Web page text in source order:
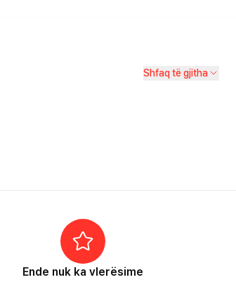
Shfaq të gjitha
Ende nuk ka vlerësime